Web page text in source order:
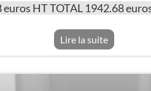
HT TOTAL 1942.68
Lire la suite